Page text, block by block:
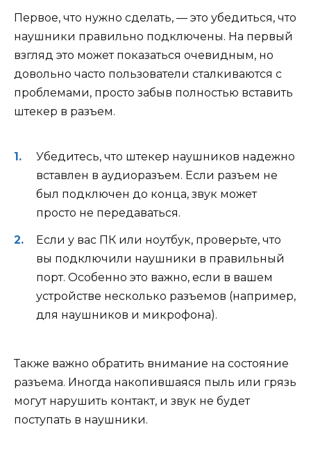
Первое, что нужно сделать, — это убедиться, что
наушники правильно подключены. На первый
взгляд это может показаться очевидным, но
довольно часто пользователи сталкиваются с
проблемами, просто забыв полностью вставить
штекер в разъем.
Убедитесь, что штекер наушников надежно
вставлен в аудиоразъем. Если разъем не
был подключен до конца, звук может
просто не передаваться.
Если у вас ПК или ноутбук, проверьте, что
вы подключили наушники в правильный
порт. Особенно это важно, если в вашем
устройстве несколько разъемов (например,
для наушников и микрофона).
Также важно обратить внимание на состояние
разъема. Иногда накопившаяся пыль или грязь
могут нарушить контакт, и звук не будет
поступать в наушники.